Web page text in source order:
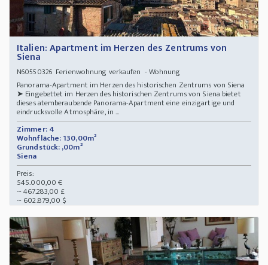
Italien: Apartment im Herzen des Zentrums von
Siena
N60550326Ferienwohnung verkaufen - Wohnung
Panorama-Apartment im Herzen des historischen Zentrums von Siena
➤ Eingebettet im Herzen des historischen Zentrums von Siena bietet
dieses atemberaubende Panorama-Apartment eine einzigartige und
eindrucksvolle Atmosphäre, in ...
Zimmer: 4
Wohnfläche: 130,00m²
Grundstück: ,00m²
Siena
Preis:
545.000,00 €
~ 467.283,00 £
~ 602.879,00 $